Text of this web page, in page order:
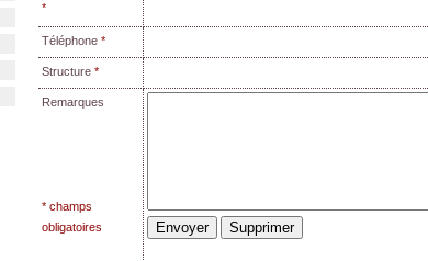
*
Téléphone *
Structure *
Remarques
* champs
obligatoires